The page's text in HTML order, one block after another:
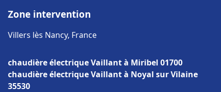
Zone intervention
Villers lès Nancy, France
chaudière électrique Vaillant à Miribel 01700
chaudière électrique Vaillant à Noyal sur Vilaine
35530